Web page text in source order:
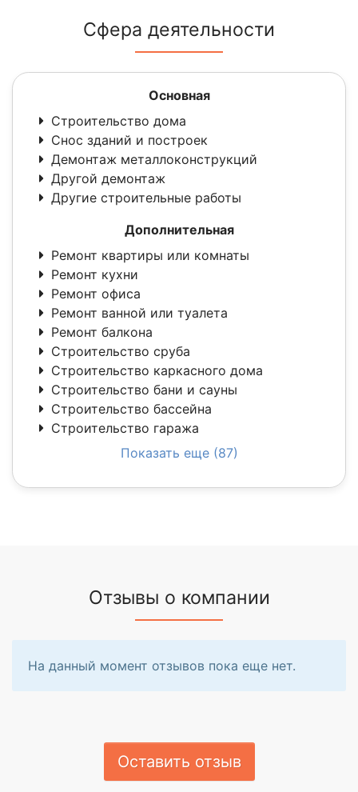
Сфера деятельности
Основная
Строительство дома
Снос зданий и построек
Демонтаж металлоконструкций
Другой демонтаж
Другие строительные работы
Дополнительная
Ремонт квартиры или комнаты
Ремонт кухни
Ремонт офиса
Ремонт ванной или туалета
Ремонт балкона
Строительство сруба
Строительство каркасного дома
Строительство бани и сауны
Строительство бассейна
Строительство гаража
Показать еще (87)
Отзывы о компании
На данный момент отзывов пока еще нет.
Оставить отзыв